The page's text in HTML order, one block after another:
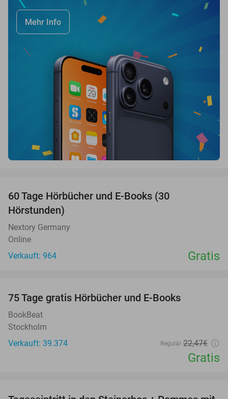
Mehr Info
60 Tage Hörbücher und E-Books (30
Hörstunden)
Nextory Germany
Online
Verkauft: 964
Gratis
75 Tage gratis Hörbücher und E-Books
BookBeat
Stockholm
Verkauft: 39.374
Regulär 22,47€
Gratis